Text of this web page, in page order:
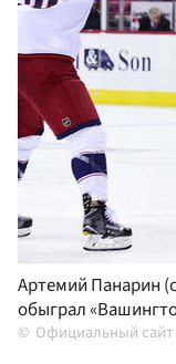
Артемий Панарин
обыграл
Официальный